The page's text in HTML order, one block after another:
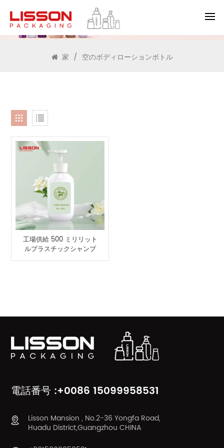
検索
家 / 空のボディローションボトル
工場供給 500 ミリリット
ルプラスチックシャンプ
ーとボディローションボ
電話番号 :+0086 15099958531
Lisson Mansion , No.2-36 Yongfa Road,
Huadu District,Guangzhou CHINA